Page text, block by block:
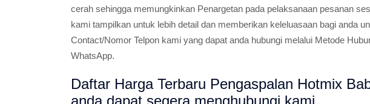
cerah sehingga memungkinkan Penargetan pada pelaksanaan pesanan
kami tampilkan untuk lebih detail dan memberikan keleluasaan bagi anda
Contact/Nomor Telpon kami yang dapat anda hubungi melalui Metode
WhatsApp.
Daftar Harga Terbaru Pengaspalan Hotmix
anda dapat segera menghubungi kami